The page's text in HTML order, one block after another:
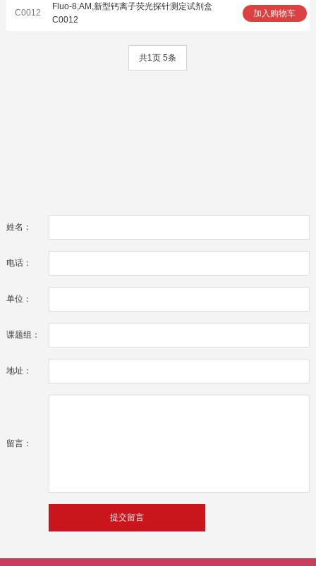
C0012
Fluo-8,AM,新型钙离子荧光探针测定试剂盒
C0012
加入购物车
共1页 5条
姓名：
电话：
单位：
课题组：
地址：
留言：